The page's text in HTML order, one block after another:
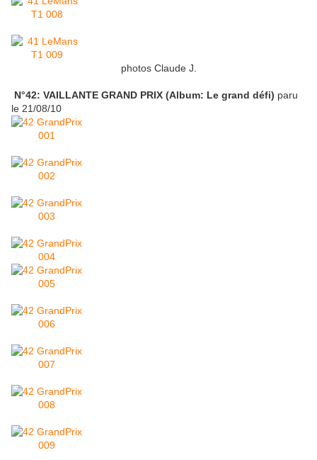
photos Claude J.
N°42: VAILLANTE GRAND PRIX (Album: Le grand défi) paru
le 21/08/10